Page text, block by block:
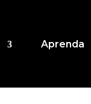
Aprenda